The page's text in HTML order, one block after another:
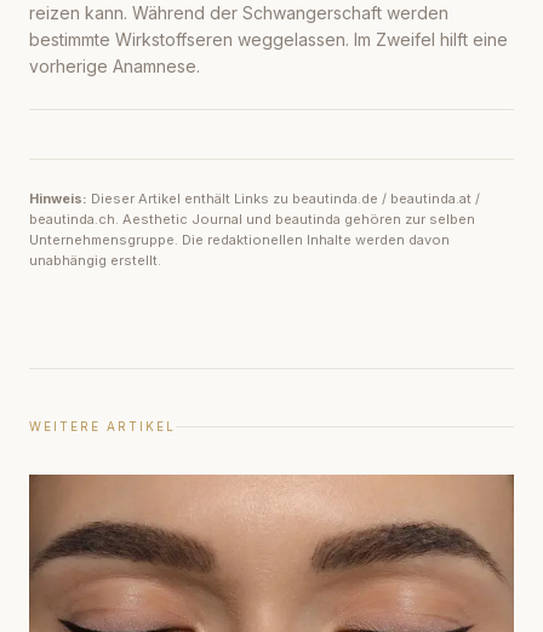
reizen kann. Während der Schwangerschaft werden
bestimmte Wirkstoffseren weggelassen. Im Zweifel hilft eine
vorherige Anamnese.
Hinweis: Dieser Artikel enthält Links zu beautinda.de / beautinda.at /
beautinda.ch. Aesthetic Journal und beautinda gehören zur selben
Unternehmensgruppe. Die redaktionellen Inhalte werden davon
unabhängig erstellt.
WEITERE ARTIKEL